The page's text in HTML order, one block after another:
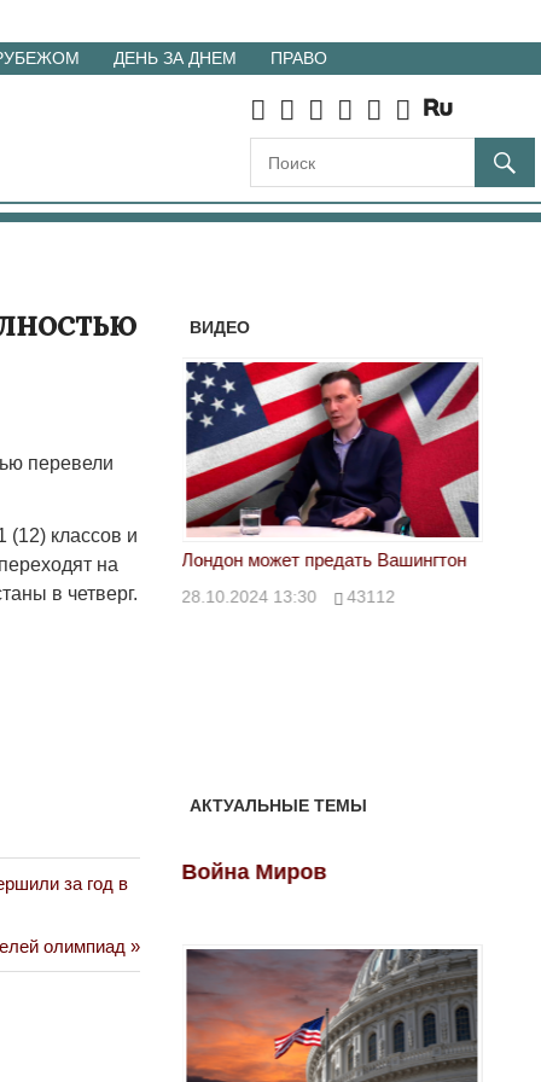
ДЕНЬ ЗА ДНЕМ ПРАВО
перевели
(12) классов и
на
в четверг.
за год в
олимпиад
ВИДЕО
не говорит всей
Лондон может предать Вашингтон
28.10.2024 13:30 43112
АКТУАЛЬНЫЕ ТЕМЫ
Война Миров